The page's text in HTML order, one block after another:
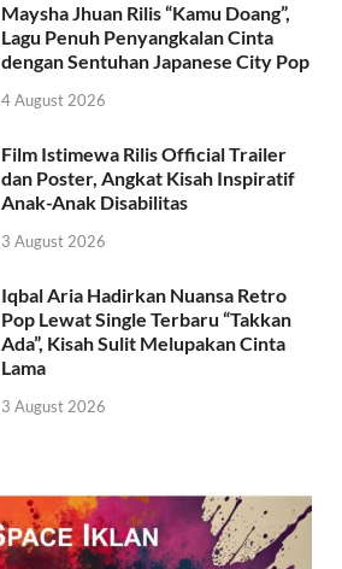
Maysha Jhuan Rilis “Kamu Doang”,
Lagu Penuh Penyangkalan Cinta
dengan Sentuhan Japanese City Pop
4 August 2026
Film Istimewa Rilis Official Trailer
dan Poster, Angkat Kisah Inspiratif
Anak-Anak Disabilitas
3 August 2026
Iqbal Aria Hadirkan Nuansa Retro
Pop Lewat Single Terbaru “Takkan
Ada”, Kisah Sulit Melupakan Cinta
Lama
3 August 2026